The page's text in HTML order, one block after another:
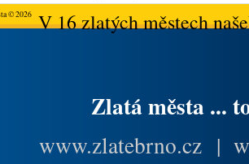
© 2026V 16 zlatých městech
Zlatá města ...
www.zlatebrno.cz |